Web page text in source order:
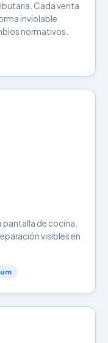
Cada venta
inviolable.
normativos.
de cocina.
visibles en